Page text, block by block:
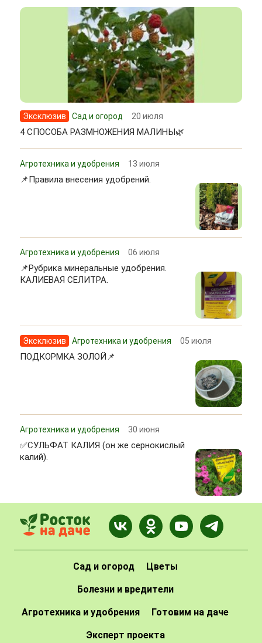
Эксклюзив Сад и огород 20 июля
4 СПОСОБА РАЗМНОЖЕНИЯ МАЛИНЫ🌿
Агротехника и удобрения 13 июля
📌Правила внесения удобрений.
Агротехника и удобрения 06 июля
📌Рубрика минеральные удобрения.
КАЛИЕВАЯ СЕЛИТРА.
Эксклюзив Агротехника и удобрения 05 июля
ПОДКОРМКА ЗОЛОЙ📌
Агротехника и удобрения 30 июня
✅СУЛЬФАТ КАЛИЯ (он же сернокислый
калий).
Сад и огород Цветы
Болезни и вредители
Агротехника и удобрения Готовим на даче
Эксперт проекта